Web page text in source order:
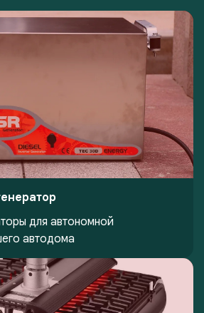
для автономной
автодома